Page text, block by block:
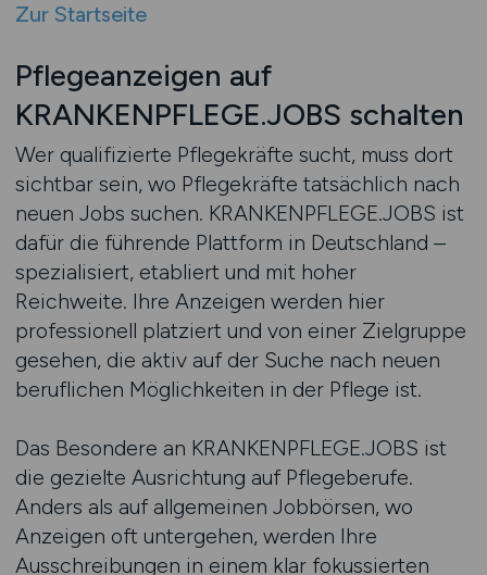
Zur Startseite
Pflegeanzeigen auf
KRANKENPFLEGE.JOBS schalten
Wer qualifizierte Pflegekräfte sucht, muss dort
sichtbar sein, wo Pflegekräfte tatsächlich nach
neuen Jobs suchen. KRANKENPFLEGE.JOBS ist
dafür die führende Plattform in Deutschland –
spezialisiert, etabliert und mit hoher
Reichweite. Ihre Anzeigen werden hier
professionell platziert und von einer Zielgruppe
gesehen, die aktiv auf der Suche nach neuen
beruflichen Möglichkeiten in der Pflege ist.
Das Besondere an KRANKENPFLEGE.JOBS ist
die gezielte Ausrichtung auf Pflegeberufe.
Anders als auf allgemeinen Jobbörsen, wo
Anzeigen oft untergehen, werden Ihre
Ausschreibungen in einem klar fokussierten